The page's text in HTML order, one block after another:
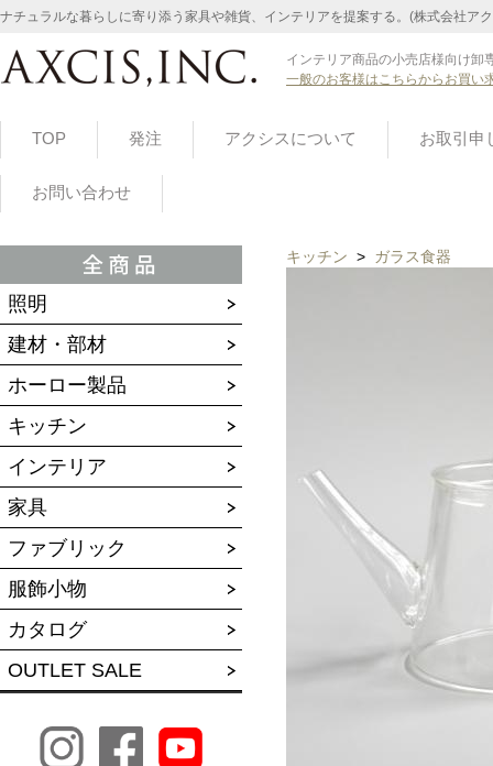
ナチュラルな暮らしに寄り添う家具や雑貨、インテリアを提案する。(株式会社ア
インテリア商品の小売店様向け卸
一般のお客様はこちらからお買い
TOP 発注 アクシスについて お取引申
お問い合わせ
照明
建材・部材
ホーロー製品
キッチン
インテリア
家具
ファブリック
服飾小物
カタログ
OUTLET SALE
キッチン > ガラス食器